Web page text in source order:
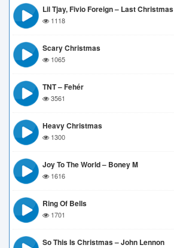
Lil Tjay, Fivio Foreign – Last Christmas
1118
Scary Christmas
1065
TNT – Fehér
3561
Heavy Christmas
1300
Joy To The World – Boney M
1616
Ring Of Bells
1701
So This Is Christmas – John Lennon